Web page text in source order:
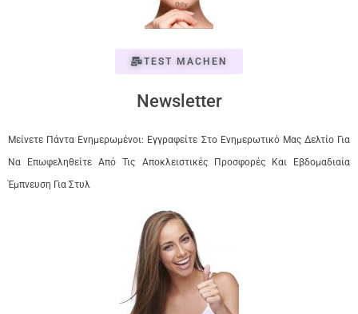
TEST MACHEN
Newsletter
Μείνετε Πάντα Ενημερωμένοι: Εγγραφείτε Στο Ενημερωτικό Μας Δελτίο Για
Να Επωφεληθείτε Από Τις Αποκλειστικές Προσφορές Και Εβδομαδιαία
Έμπνευση Για Στυλ